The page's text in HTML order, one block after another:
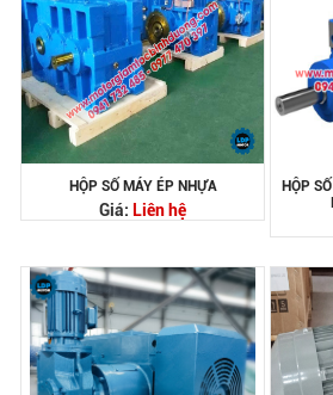
HỘP SỐ MÁY ÉP NHỰA
Giá: Liên hệ
HỘP